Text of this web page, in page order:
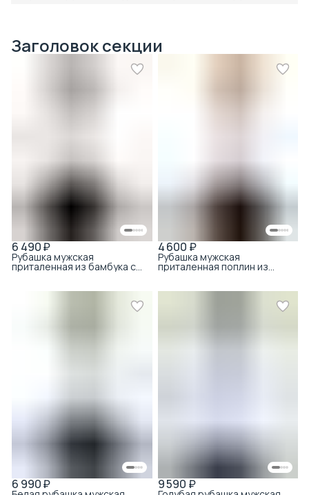
Заголовок секции
6 490 ₽
Рубашка мужская
приталенная из бамбука с
хлопком белый
4 600 ₽
Рубашка мужская
приталенная поплин из
хлопка белый
6 990 ₽ 9 590 ₽